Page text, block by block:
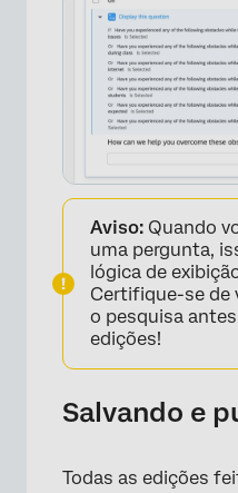
Aviso: Quando
uma pergunta,
lógica de
Certifique-se de
o pesquisa
edições!
Salvando e
Todas as edições